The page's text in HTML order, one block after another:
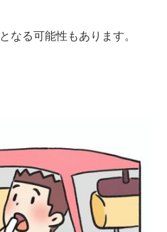
となる可能性もあります。